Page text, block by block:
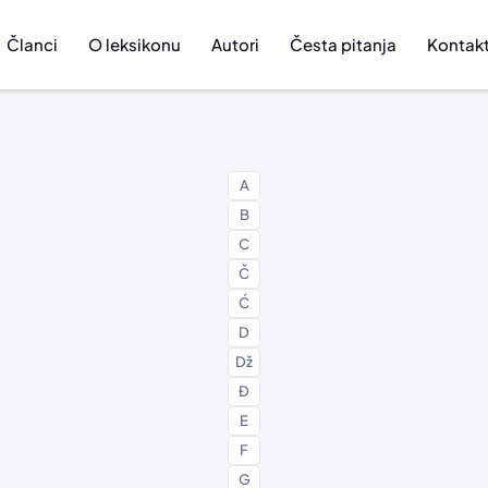
Članci O leksikonu Autori Česta pitanja
A
B
C
Č
Ć
D
Dž
Đ
E
F
G